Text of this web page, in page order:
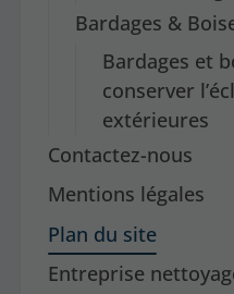
Bardages &
Bardages et
conserver
extérieures
Contactez-nous
Mentions légales
Plan du site
Entreprise